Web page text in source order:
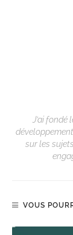
J’ai
sur les
VOUS